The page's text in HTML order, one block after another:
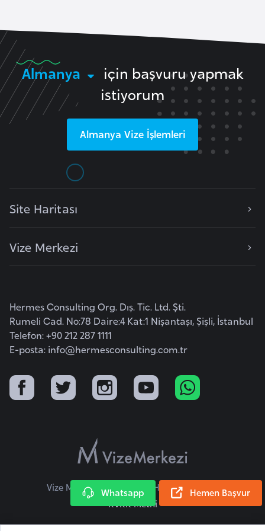
Almanya
için başvuru yapmak
istiyorum
Almanya Vize İşlemleri
Site Haritası
Vize Merkezi
Hermes Consulting Org. Dış. Tic. Ltd. Şti.
Rumeli Cad. No:78 Daire:4 Kat:1 Nişantaşı, Şişli, İstanbul
Telefon: +90 212 287 1111
E-posta: info@hermesconsulting.com.tr
Vize Merkezi © 2026 Tüm Hakları Saklıdır.
KVKK Metni
i
e
t
i
r
C
t
i
i
n
r
Hemen Başvur
Whatsapp